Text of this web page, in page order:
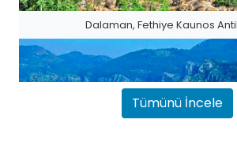
Dalaman, Fethiye Kaunos
Tümünü İncele